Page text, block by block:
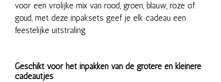
voor een vrolijke mix van rood, groen, blauw, roze of
goud, met deze inpaksets geef je elk cadeau een
feestelijke uitstraling
Geschikt voor het inpakken van de grotere en kleinere
cadeautjes